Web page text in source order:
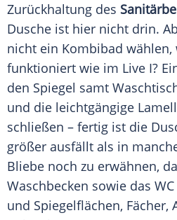
Zurückhaltung des
Dusche ist hier nicht drin.
nicht ein Kombibad wählen,
funktioniert wie im Live I?
den Spiegel samt
und die leichtgängige
schließen – fertig ist die
größer ausfällt als in
Bliebe noch zu erwähnen,
Waschbecken sowie das
und Spiegelflächen, Fächer,